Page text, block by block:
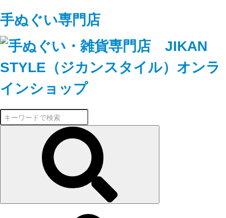
手ぬぐい専門店